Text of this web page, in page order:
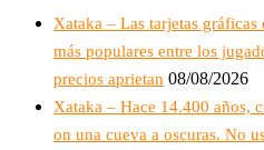
Xataka – Las tarjetas
más populares entre los
precios aprietan 08/08/2026
Xataka – Hace 14.400 años,
on una cueva a oscuras. No